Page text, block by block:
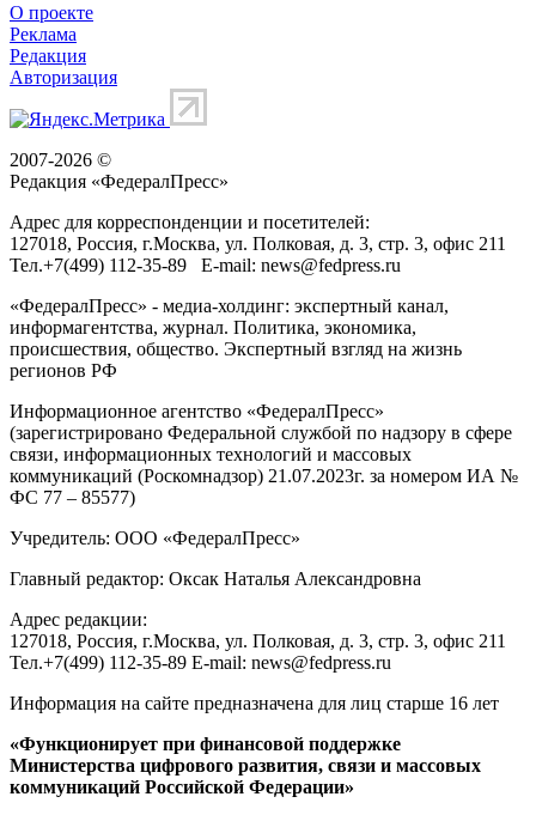
О проекте
Реклама
Редакция
Авторизация
2007-2026 ©
Редакция «ФедералПресс»
Адрес для корреспонденции и посетителей:
127018, Россия, г.Москва, ул. Полковая, д. 3, стр. 3, офис 211
Тел.+7(499) 112-35-89 E-mail: news@fedpress.ru
«ФедералПресс» - медиа-холдинг: экспертный канал,
информагентства, журнал. Политика, экономика,
происшествия, общество. Экспертный взгляд на жизнь
регионов РФ
Информационное агентство «ФедералПресс»
(зарегистрировано Федеральной службой по надзору в сфере
связи, информационных технологий и массовых
коммуникаций (Роскомнадзор) 21.07.2023г. за номером ИА №
ФС 77 – 85577)
Учредитель: ООО «ФедералПресс»
Главный редактор: Оксак Наталья Александровна
Адрес редакции:
127018, Россия, г.Москва, ул. Полковая, д. 3, стр. 3, офис 211
Тел.+7(499) 112-35-89 E-mail: news@fedpress.ru
Информация на сайте предназначена для лиц старше 16 лет
«Функционирует при финансовой поддержке
Министерства цифрового развития, связи и массовых
коммуникаций Российской Федерации»